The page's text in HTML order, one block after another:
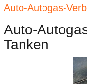
Auto-Autogas-
Auto-
Tanken